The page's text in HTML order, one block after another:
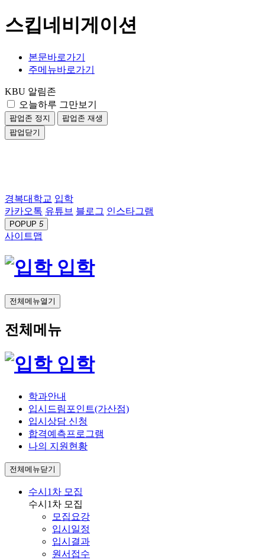
스킵네비게이션
본문바로가기
주메뉴바로가기
KBU 알림존
오늘하루 그만보기
팝업존 정지
팝업존 재생
팝업닫기
경복대학교 입학
카카오톡 유튜브 블로그 인스타그램
POPUP 5
사이트맵
입학
전체메뉴열기
전체메뉴
입학
학과안내
입시드림포인트(가산점)
입시상담 신청
합격예측프로그램
나의 지원현황
전체메뉴닫기
수시1차 모집
수시1차 모집
모집요강
입시일정
입시결과
원서접수